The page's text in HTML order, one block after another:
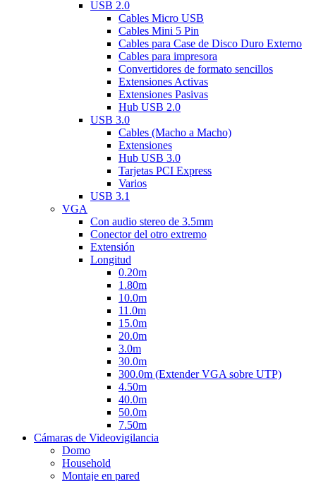
USB 2.0
Cables Micro USB
Cables Mini 5 Pin
Cables para Case de Disco Duro Externo
Cables para impresora
Convertidores de formato sencillos
Extensiones Activas
Extensiones Pasivas
Hub USB 2.0
USB 3.0
Cables (Macho a Macho)
Extensiones
Hub USB 3.0
Tarjetas PCI Express
Varios
USB 3.1
VGA
Con audio stereo de 3.5mm
Conector del otro extremo
Extensión
Longitud
0.20m
1.80m
10.0m
11.0m
15.0m
20.0m
3.0m
30.0m
300.0m (Extender VGA sobre UTP)
4.50m
40.0m
50.0m
7.50m
Cámaras de Videovigilancia
Domo
Household
Montaje en pared